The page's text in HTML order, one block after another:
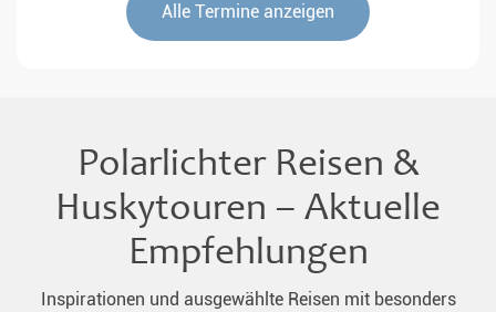
Alle Termine anzeigen
Polarlichter Reisen &
Huskytouren – Aktuelle
Empfehlungen
Inspirationen und ausgewählte Reisen mit besonders